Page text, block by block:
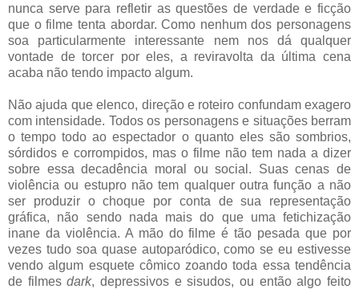
nunca serve para refletir as questões de verdade e ficção
que o filme tenta abordar. Como nenhum dos personagens
soa particularmente interessante nem nos dá qualquer
vontade de torcer por eles, a reviravolta da última cena
acaba não tendo impacto algum.
Não ajuda que elenco, direção e roteiro confundam exagero
com intensidade. Todos os personagens e situações berram
o tempo todo ao espectador o quanto eles são sombrios,
sórdidos e corrompidos, mas o filme não tem nada a dizer
sobre essa decadência moral ou social. Suas cenas de
violência ou estupro não tem qualquer outra função a não
ser produzir o choque por conta de sua representação
gráfica, não sendo nada mais do que uma fetichização
inane da violência. A mão do filme é tão pesada que por
vezes tudo soa quase autoparódico, como se eu estivesse
vendo algum esquete cômico zoando toda essa tendência
de filmesdark, depressivos e sisudos, ou então algo feito